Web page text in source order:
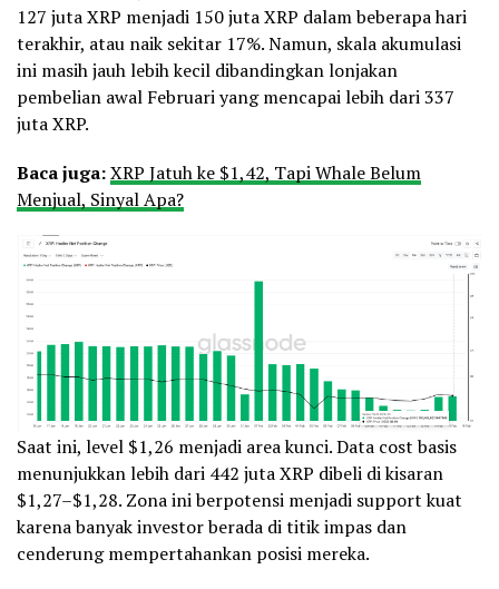
127 juta XRP menjadi 150 juta XRP dalam beberapa hari
terakhir, atau naik sekitar 17%. Namun, skala akumulasi
ini masih jauh lebih kecil dibandingkan lonjakan
pembelian awal Februari yang mencapai lebih dari 337
juta XRP.
Baca juga:XRP Jatuh ke $1,42, Tapi Whale Belum
Menjual, Sinyal Apa?
Saat ini, level $1,26 menjadi area kunci. Data cost basis
menunjukkan lebih dari 442 juta XRP dibeli di kisaran
$1,27–$1,28. Zona ini berpotensi menjadi support kuat
karena banyak investor berada di titik impas dan
cenderung mempertahankan posisi mereka.